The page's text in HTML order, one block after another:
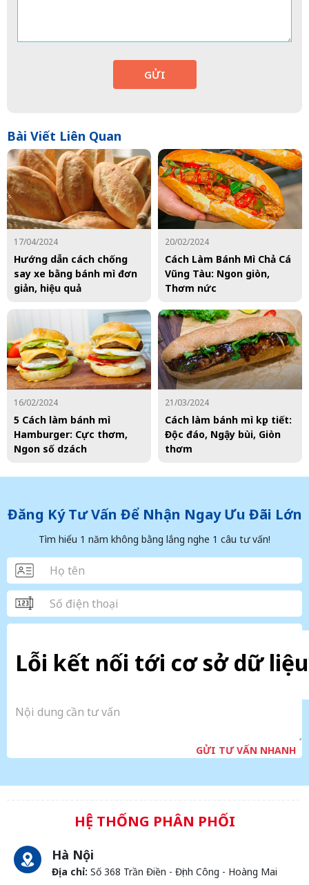
GỬI
Bài Viết Liên Quan
17/04/2024
Hướng dẫn cách chống
say xe bằng bánh mì đơn
giản, hiệu quả
20/02/2024
Cách Làm Bánh Mì Chả Cá
Vũng Tàu: Ngon giòn,
Thơm nức
16/02/2024
5 Cách làm bánh mì
Hamburger: Cực thơm,
Ngon số dzách
21/03/2024
Cách làm bánh mì kẹp tiết:
Độc đáo, Ngậy bùi, Giòn
thơm
Đăng Ký Tư Vấn Để Nhận Ngay Ưu Đãi Lớn
Tìm hiểu 1 năm không bằng lắng nghe 1 câu tư vấn!
Lỗi kết nối tới cơ sở dữ liệu
GỬI TƯ VẤN NHANH
HỆ THỐNG PHÂN PHỐI
Hà Nội
Địa chỉ: Số 368 Trần Điền - Định Công - Hoàng Mai